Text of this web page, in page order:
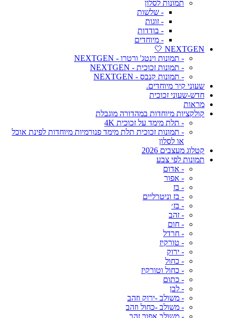
תמונות לסלון
- שלשות
- זוגות
- בודדות
- מיוחדים
NEXTGEN 🤍
- תמונות וינטג' ורטרו - NEXTGEN
- תמונות זכוכית - NEXTGEN
- תמונות קנבס - NEXTGEN
שעוני קיר מיוחדים.
חדש-שעוני זכוכית
מראות
קולקציות מיוחדות במהדורה מוגבלת
- תלת מימד על זכוכית 4K
- תמונות זכוכית תלת מימד פנורמיות מיוחדות לפינת אוכל
או לסלון
קטלוג מעצבים 2026
תמונות לפי צבע
- אדום
- אפור
- בז
- בז וניטרליים
- בז׳
- זהב
- חום
- חרדל
- טורקיז
- ירוק
- כחול
- כחול וטורקיז
- כתום
- לבן
- משולב -ירוק וזהב
- משולב -כחול וזהב
- משולב אפור זהב